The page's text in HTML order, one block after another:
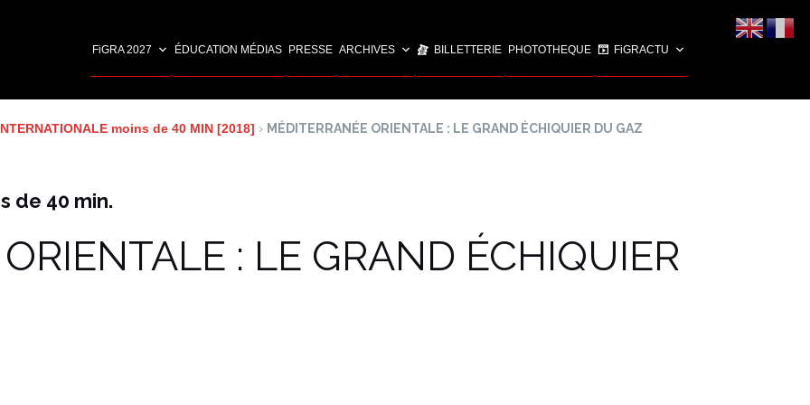
FiGRA 2027 ÉDUCATION MÉDIAS PRESSE ARCHIVES BILLETTERIE PHOTOTHEQUE FiGRACTU
moins de 40 MIN [2018] › MÉDITERRANÉE ORIENTALE : LE GRAND ÉCHIQUIER DU GAZ
de 40 min.
: LE GRAND ÉCHIQUIER